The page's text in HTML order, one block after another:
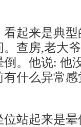
起来是典
查房,老大
。他说: 他
有什么异常
站起来是